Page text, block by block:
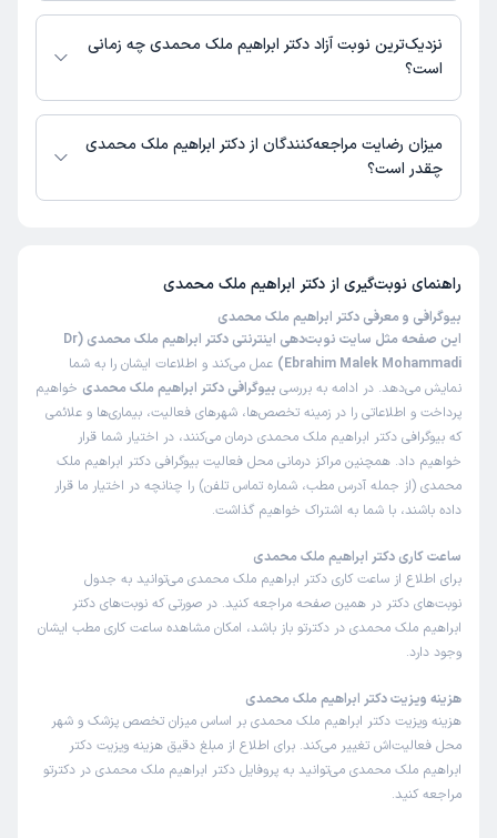
در حال حاضر اطلاعاتی درباره ارائه ویزیت آنلاین توسط دکتر ابراهیم ملک
محمدی در دسترس نیست. برای دریافت اطلاعات دقیق‌تر، لطفاً با مطب تماس
بگیرید.
نزدیک‌ترین نوبت آزاد دکتر ابراهیم ملک محمدی چه زمانی
است؟
زمان نوبت‌دهی و پذیرش بیماران با هماهنگی مطب مشخص می‌شود.
میزان رضایت مراجعه‌کنندگان از دکتر ابراهیم ملک محمدی
چقدر است؟
راهنمای نوبت‌گیری از دکتر ابراهیم ملک محمدی
بیوگرافی و معرفی دکتر ابراهیم ملک محمدی
این صفحه مثل سایت نوبت‌دهی اینترنتی دکتر ابراهیم ملک محمدی (Dr
Ebrahim Malek Mohammadi)
عمل می‌کند و اطلاعات ایشان را به شما
نمایش می‌دهد. در ادامه به بررسی بیوگرافی دکتر ابراهیم ملک محمدی خواهیم
پرداخت و اطلاعاتی را در زمینه تخصص‌ها، شهرهای فعالیت، بیماری‌ها و علائمی
که بیوگرافی دکتر ابراهیم ملک محمدی درمان می‌کنند، در اختیار شما قرار
خواهیم داد. همچنین مراکز درمانی محل فعالیت بیوگرافی دکتر ابراهیم ملک
محمدی (از جمله آدرس مطب، شماره تماس تلفن) را چنانچه در اختیار ما قرار
داده باشند، با شما به اشتراک خواهیم گذاشت.
ساعت کاری دکتر ابراهیم ملک محمدی
برای اطلاع از ساعت کاری دکتر ابراهیم ملک محمدی می‌توانید به جدول
نوبت‌های دکتر در همین صفحه مراجعه کنید. در صورتی که نوبت‌های دکتر
ابراهیم ملک محمدی در دکترتو باز باشد، امکان مشاهده ساعت کاری مطب ایشان
وجود دارد.
هزینه ویزیت دکتر ابراهیم ملک محمدی
هزینه ویزیت دکتر ابراهیم ملک محمدی بر اساس میزان تخصص پزشک و شهر
محل فعالیت‌اش تغییر می‌کند. برای اطلاع از مبلغ دقیق هزینه ویزیت دکتر
ابراهیم ملک محمدی می‌توانید به پروفایل دکتر ابراهیم ملک محمدی در دکترتو
مراجعه کنید.